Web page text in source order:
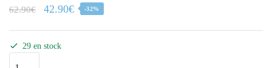
62.90€ 42.90€ -32%
29 en stock